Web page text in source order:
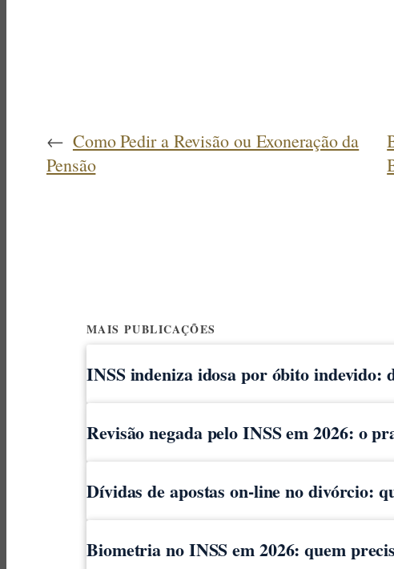
← Como Pedir a Revisão ou Exoneração da
Pensão
MAIS PUBLICAÇÕES
INSS indeniza idosa por óbito indevido:
Revisão negada pelo INSS em 2026: o
Dívidas de apostas on-line no divórcio:
Biometria no INSS em 2026: quem